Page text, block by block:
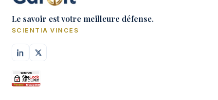
Le savoir est votre meilleure défense.
SCIENTIA VINCES